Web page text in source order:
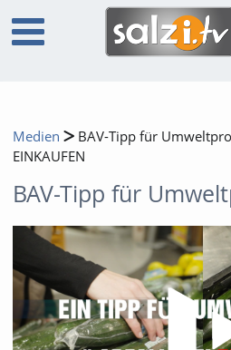
Medien
BAV-Tipp für
EINKAUFEN